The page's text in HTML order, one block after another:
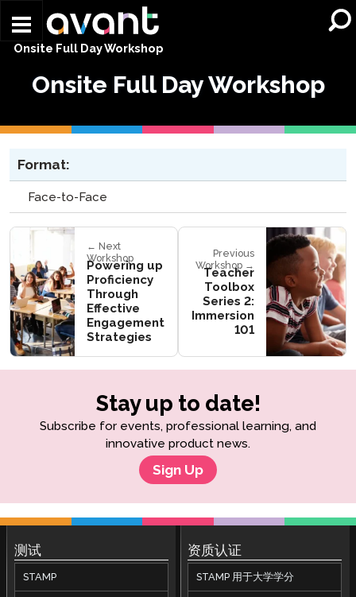
Onsite Full Day Workshop
Onsite Full Day Workshop
Format:
Face-to-Face
← Next
Workshop
Powering up
Proficiency
Through
Effective
Engagement
Strategies
Previous
Workshop →
Teacher
Toolbox
Series 2:
Immersion
101​
Stay up to date!
Subscribe for events, professional learning, and
innovative product news.
Sign Up
测试
STAMP
资质认证
STAMP 用于大学学分